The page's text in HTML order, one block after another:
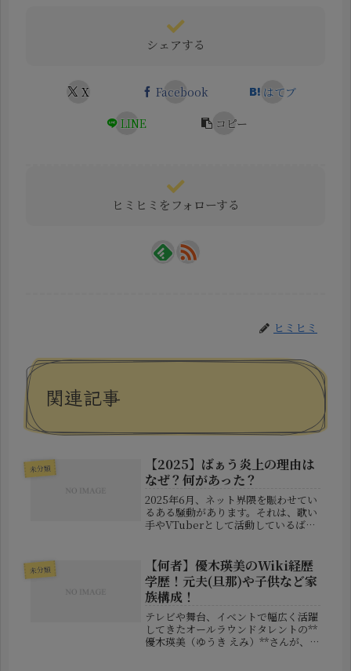
シェアする
X Facebook
はてブ
LINE
コピー
ヒミヒミをフォローする
ヒミヒミ
関連記事
未分類
【2025】ばぁう炎上の理由は
なぜ？何があった？
2025年6月、ネット界隈を賑わせてい
るある騒動があります。それは、歌い
手やVTuberとして活動しているばぁ
と疑問を持つ人も多いでしょう。本記
事では、ばぁうさんが関与し...
未分類
【何者】優木瑛美のWiki経歴
学歴！元夫(旦那)や子供など家
族構成！
テレビや舞台、イベントで幅広く活躍
してきたオールラウンドタレントの**
優木瑛美（ゆうき えみ）**さんが、